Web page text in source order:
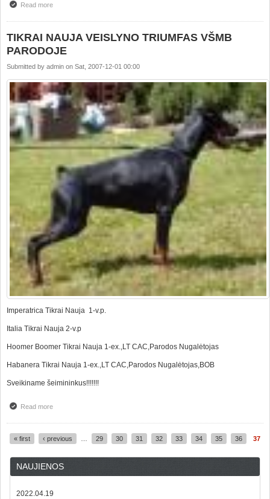
Read moreabout „Tamplierių kraujas“ (Das Blut der Templer)
TIKRAI NAUJA VEISLYNO TRIUMFAS VŠMB
PARODOJE
Submitted by admin on Sat, 2007-12-01 00:00
Imperatrica Tikrai Nauja 1-v.p.
Italia Tikrai Nauja 2-v.p
Hoomer Boomer Tikrai Nauja 1-ex.,LT CAC,Parodos Nugalėtojas
Habanera Tikrai Nauja 1-ex.,LT CAC,Parodos Nugalėtojas,BOB
Sveikiname šeimininkus!!!!!!!
Read moreabout TIKRAI NAUJA VEISLYNO TRIUMFAS VŠMB PARODOJE
« first ‹ previous 29 30 31 32 33 34 35 36 37
NAUJIENOS
2022.04.19